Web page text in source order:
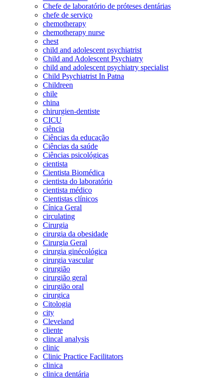
Chefe de laboratório de próteses dentárias
chefe de serviço
chemotherapy
chemotherapy nurse
chest
child and adolescent psychiatrist
Child and Adolescent Psychiatry
child and adolescent psychiatry specialist
Child Psychiatrist In Patna
Childreen
chile
china
chirurgien-dentiste
CICU
ciência
Ciências da educação
Ciências da saúde
Ciências psicológicas
cientista
Cientista Biomédica
cientista do laboratório
cientista médico
Cientistas clínicos
Cínica Geral
circulating
Cirurgia
cirurgia da obesidade
Cirurgia Geral
cirurgia ginécológica
cirurgia vascular
cirurgião
cirurgião geral
cirurgião oral
cirurgica
Citologia
city
Cleveland
cliente
clincal analysis
clinic
Clinic Practice Facilitators
clinica
clinica dentária